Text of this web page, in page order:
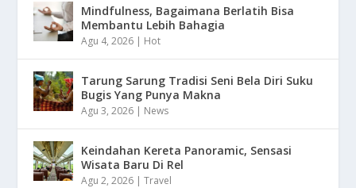
Mindfulness, Bagaimana Berlatih Bisa
Membantu Lebih Bahagia
Agu 4, 2026 | Hot
Tarung Sarung Tradisi Seni Bela Diri Suku
Bugis Yang Punya Makna
Agu 3, 2026 | News
Keindahan Kereta Panoramic, Sensasi
Wisata Baru Di Rel
Agu 2, 2026 |Travel